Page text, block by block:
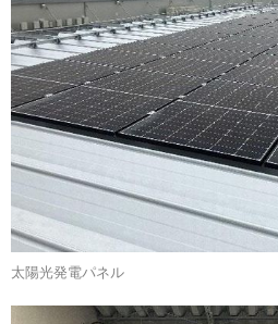
太陽光発電パネル